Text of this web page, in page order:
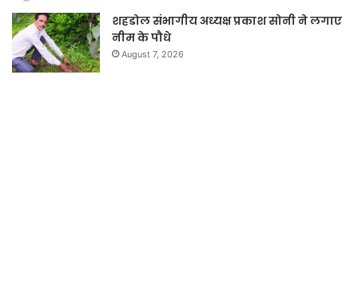
शहडोल संभागीय अध्यक्ष प्रकाश सोनी ने लगाए
नीम के पौधे
August 7, 2026